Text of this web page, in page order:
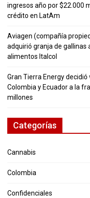
ingresos año por $22.000
crédito en LatAm
Aviagen (compañía
adquirió granja de gallinas
alimentos Italcol
Gran Tierra Energy
Colombia y Ecuador a la
millones
Categorías
Cannabis
Colombia
Confidenciales